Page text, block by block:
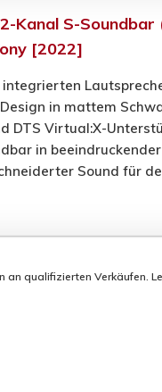
Kanal S-
[2022]
integrierten
in mattem
DTS Virtual:X-
in
Sound für
qualifizierten Verkäufen.